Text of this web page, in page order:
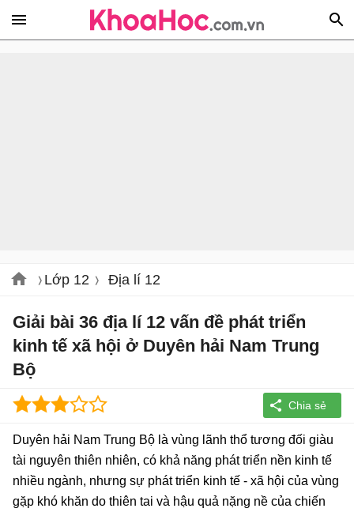
Lớp 12 Địa lí 12
Giải bài 36 địa lí 12 vấn đề phát triển
kinh tế xã hội ở Duyên hải Nam Trung
Bộ
Duyên hải Nam Trung Bộ là vùng lãnh thổ tương đối giàu
tài nguyên thiên nhiên, có khả năng phát triển nền kinh tế
nhiều ngành, nhưng sự phát triển kinh tế - xã hội của vùng
gặp khó khăn do thiên tai và hậu quả nặng nề của chiến